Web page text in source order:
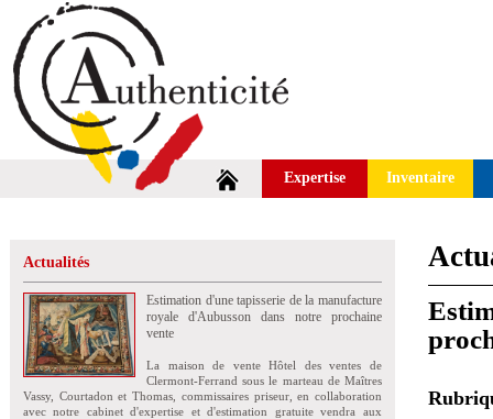
Expertise Inventaire
Actualités
Estimation d'une tapisserie de la manufacture
royale d'Aubusson dans notre prochaine
vente
La maison de vente Hôtel des ventes de
Clermont-Ferrand sous le marteau de Maîtres
Vassy, Courtadon et Thomas, commissaires priseur, en collaboration
avec notre cabinet d'expertise et d'estimation gratuite vendra aux